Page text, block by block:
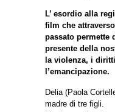
L’ esordio alla
film che
passato permette
presente della
la violenza, i
l’emancipazione.
Delia (Paola
madre di tre figli.